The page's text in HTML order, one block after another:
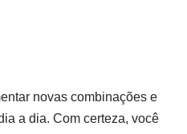
novas combinações e
a dia. Com certeza, você